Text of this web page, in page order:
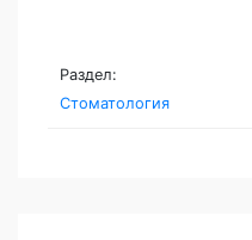
Раздел:
Стоматология